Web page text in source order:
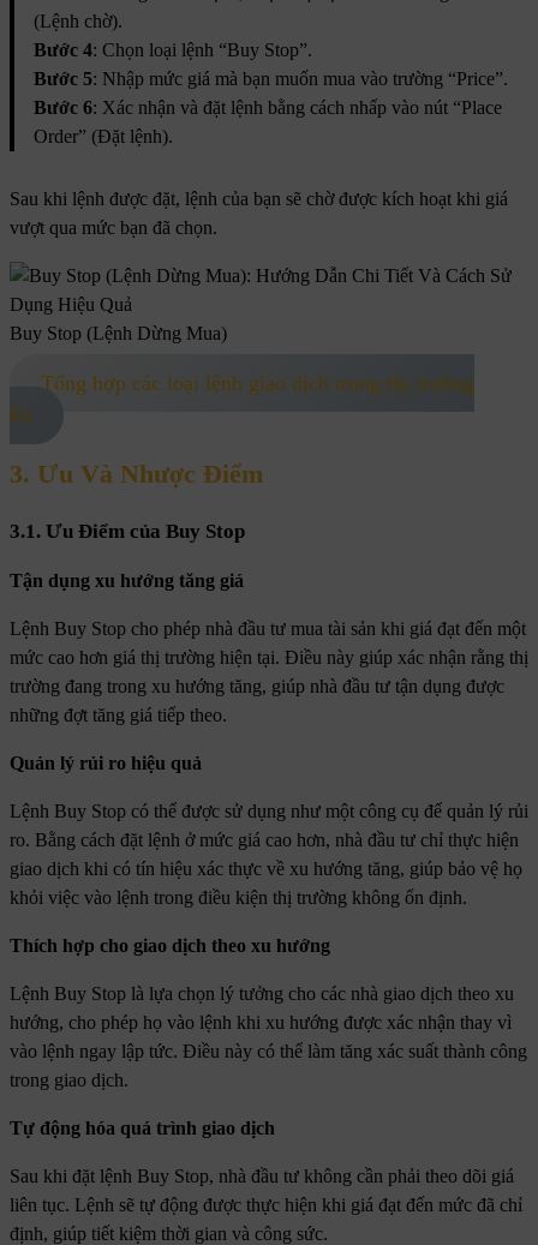
(Lệnh chờ).
Bước 4: Chọn loại lệnh “Buy Stop”.
Bước 5: Nhập mức giá mà bạn muốn mua vào trường “Price”.
Bước 6: Xác nhận và đặt lệnh bằng cách nhấp vào nút “Place
Order” (Đặt lệnh).
Sau khi lệnh được đặt, lệnh của bạn sẽ chờ được kích hoạt khi giá
vượt qua mức bạn đã chọn.
Buy Stop (Lệnh Dừng Mua)
Tổng hợp các loại lệnh giao dịch trong thị trường
Fx
3. Ưu Và Nhược Điểm
3.1. Ưu Điểm của Buy Stop
Tận dụng xu hướng tăng giá
Lệnh Buy Stop cho phép nhà đầu tư mua tài sản khi giá đạt đến một
mức cao hơn giá thị trường hiện tại. Điều này giúp xác nhận rằng thị
trường đang trong xu hướng tăng, giúp nhà đầu tư tận dụng được
những đợt tăng giá tiếp theo.
Quản lý rủi ro hiệu quả
Lệnh Buy Stop có thể được sử dụng như một công cụ để quản lý rủi
ro. Bằng cách đặt lệnh ở mức giá cao hơn, nhà đầu tư chỉ thực hiện
giao dịch khi có tín hiệu xác thực về xu hướng tăng, giúp bảo vệ họ
khỏi việc vào lệnh trong điều kiện thị trường không ổn định.
Thích hợp cho giao dịch theo xu hướng
Lệnh Buy Stop là lựa chọn lý tưởng cho các nhà giao dịch theo xu
hướng, cho phép họ vào lệnh khi xu hướng được xác nhận thay vì
vào lệnh ngay lập tức. Điều này có thể làm tăng xác suất thành công
trong giao dịch.
Tự động hóa quá trình giao dịch
Sau khi đặt lệnh Buy Stop, nhà đầu tư không cần phải theo dõi giá
liên tục. Lệnh sẽ tự động được thực hiện khi giá đạt đến mức đã chỉ
định, giúp tiết kiệm thời gian và công sức.